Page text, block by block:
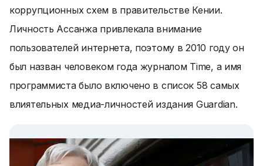
коррупционных схем в правительстве Кении.
Личность Ассанжа привлекала внимание
пользователей интернета, поэтому в 2010 году он
был назван человеком года журналом Time, а имя
программиста было включено в список 58 самых
влиятельных медиа-личностей издания Guardian.